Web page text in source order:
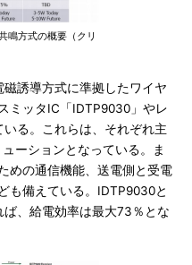
鳴方式の概要（クリ
誘導方式に準拠したワイヤ
ミッタIC「IDTP9030」やレ
る。これらは、それぞれ主
ーションとなっている。ま
めの通信機能、送電側と受電
も備えている。IDTP9030と
、給電効率は最大73％とな